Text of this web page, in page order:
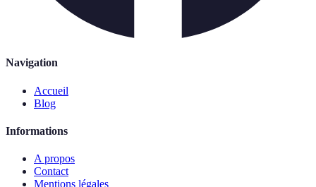
Navigation
Accueil
Blog
Informations
A propos
Contact
Mentions légales